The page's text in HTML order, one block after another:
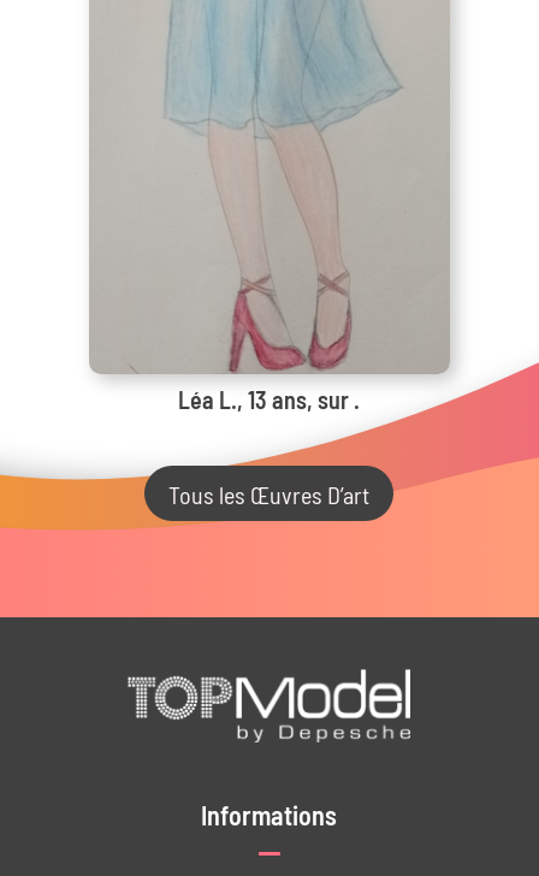
Léa L., 13 ans, sur .
Tous les Œuvres D’art
Informations